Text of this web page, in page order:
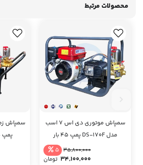
محصولات مرتبط
سمپاش موتوری دی اس 7 اسب
مدل DS-170F پمپ 45 بار
واکسون
35,800,000
5
34,100,000 تومان
پمپ 55 تکنو مدل 210